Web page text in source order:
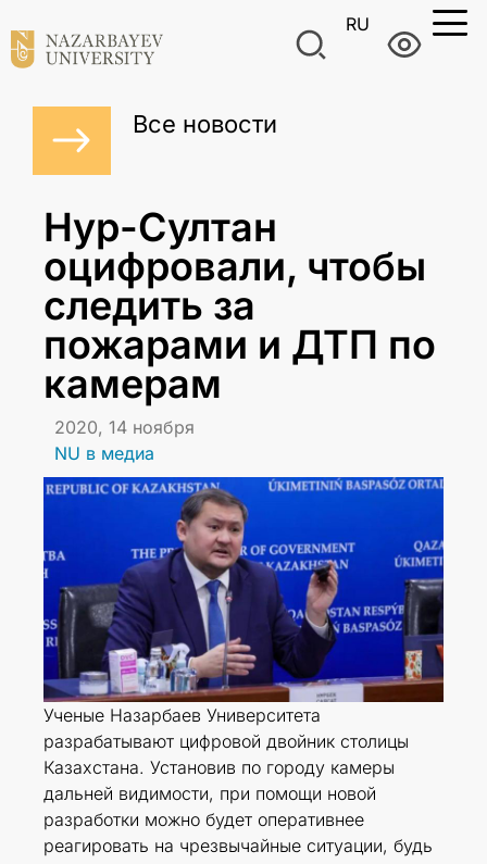
RU
Все новости
Нур-Султан
оцифровали, чтобы
следить за
пожарами и ДТП по
камерам
2020, 14 ноября
NU в медиа
Ученые Назарбаев Университета
разрабатывают цифровой двойник столицы
Казахстана. Установив по городу камеры
дальней видимости, при помощи новой
разработки можно будет оперативнее
реагировать на чрезвычайные ситуации, будь